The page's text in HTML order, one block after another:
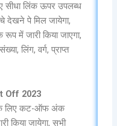
लिंक ऊपर उपलब्ध
देखने पे मिल जायेगा,
रूप में जारी किया जाएगा,
लिंग, वर्ग, प्राप्त
Off 2023
के लिए कट-ऑफ अंक
किया जायेगा, सभी